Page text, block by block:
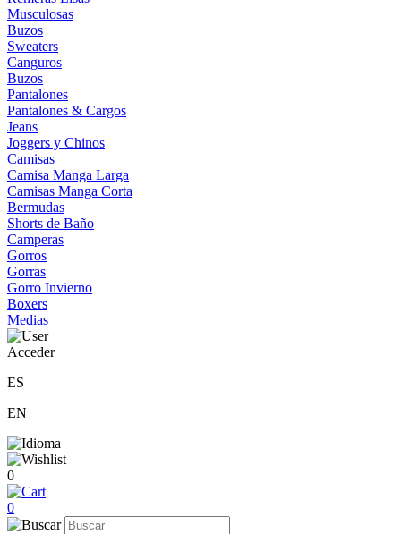
Musculosas
Buzos
Sweaters
Canguros
Buzos
Pantalones
Pantalones & Cargos
Jeans
Joggers y Chinos
Camisas
Camisa Manga Larga
Camisas Manga Corta
Bermudas
Shorts de Baño
Camperas
Gorros
Gorras
Gorro Invierno
Boxers
Medias
Acceder
ES
EN
0
0